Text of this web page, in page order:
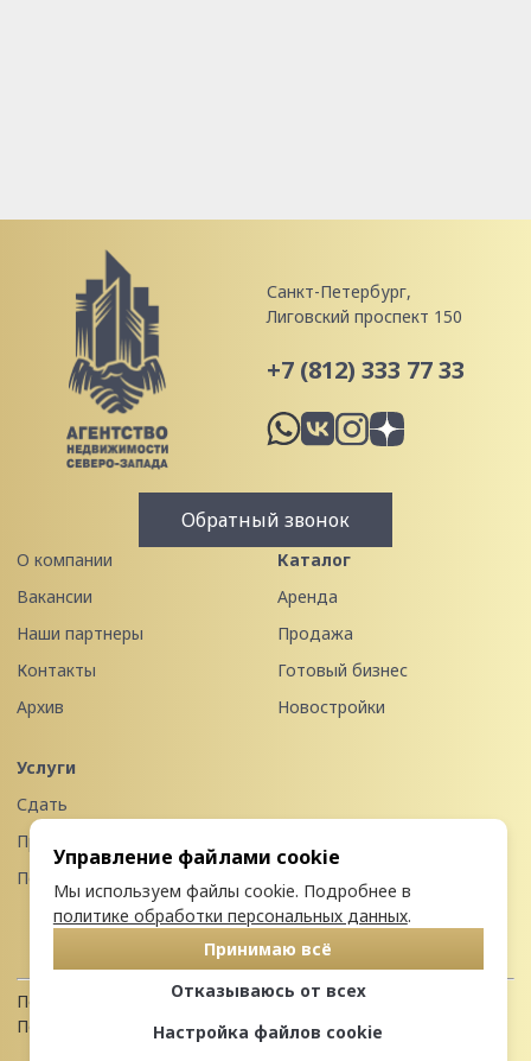
Санкт-Петербург,
Лиговский проспект 150
+7 (812) 333 77 33
Обратный звонок
О компании
Вакансии
Наши партнеры
Контакты
Архив
Каталог
Аренда
Продажа
Готовый бизнес
Новостройки
Услуги
Сдать
Продать
Передать в управление
Политика конфиденциальности
Пользовательское соглашение
Управление файлами cookie
Мы используем файлы cookie. Подробнее в
политике обработки персональных данных.
Принимаю всё
Отказываюсь от всех
Настройка файлов cookie